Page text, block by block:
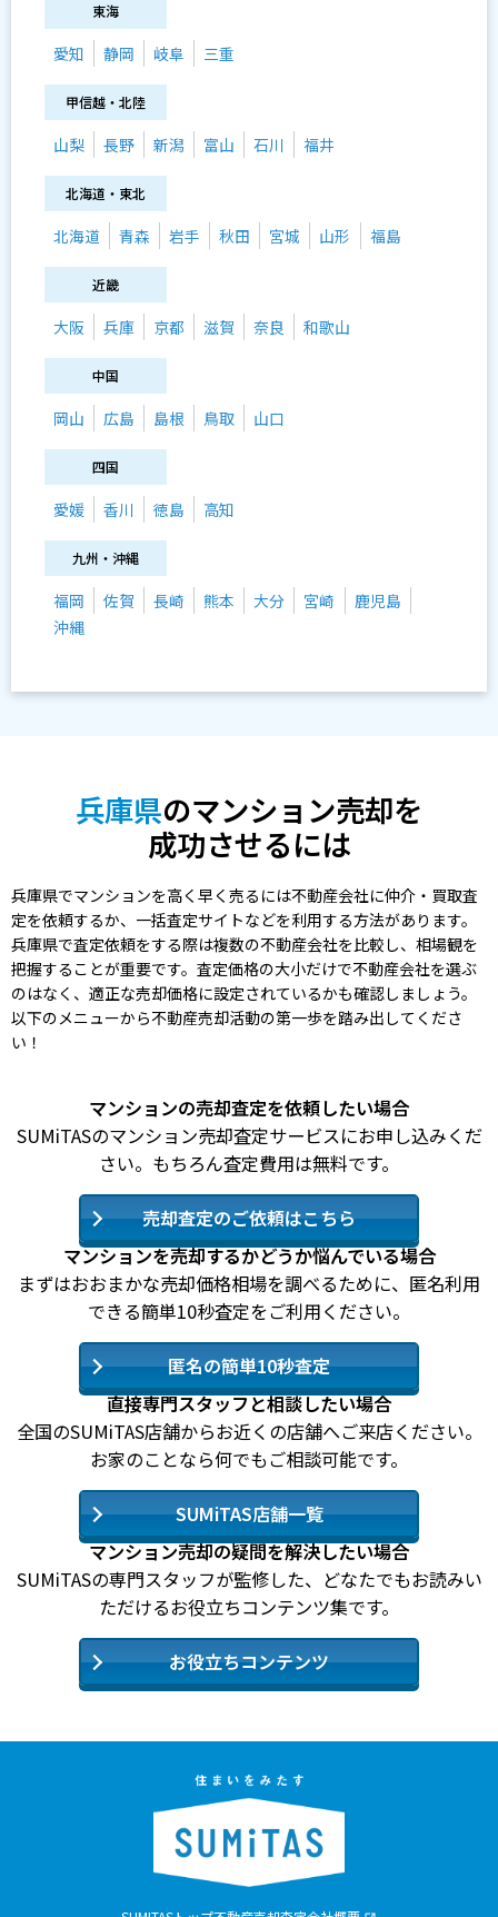
東海
愛知 静岡 岐阜 三重
甲信越・北陸
山梨 長野 新潟 富山 石川 福井
北海道・東北
北海道 青森 岩手 秋田 宮城 山形 福島
近畿
大阪 兵庫 京都 滋賀 奈良 和歌山
中国
岡山 広島 島根 鳥取 山口
四国
愛媛 香川 徳島 高知
九州・沖縄
福岡 佐賀 長崎 熊本 大分 宮崎
鹿児島
沖縄
兵庫県のマンション売却を
成功させるには
兵庫県でマンションを高く早く売るには不動産会社に仲介・買取査
定を依頼するか、一括査定サイトなどを利用する方法があります。
兵庫県で査定依頼をする際は複数の不動産会社を比較し、相場観を
把握することが重要です。査定価格の大小だけで不動産会社を選ぶ
のはなく、適正な売却価格に設定されているかも確認しましょう。
以下のメニューから不動産売却活動の第一歩を踏み出してくださ
い！
マンションの売却査定を依頼したい場合
SUMiTASのマンション売却査定サービスにお申し込みくだ
さい。もちろん査定費用は無料です。
売却査定のご依頼はこちら
マンションを売却するかどうか悩んでいる場合
まずはおおまかな売却価格相場を調べるために、匿名利用
できる簡単10秒査定をご利用ください。
匿名の簡単10秒査定
直接専門スタッフと相談したい場合
全国のSUMiTAS店舗からお近くの店舗へご来店ください。
お家のことなら何でもご相談可能です。
SUMiTAS店舗一覧
マンション売却の疑問を解決したい場合
SUMiTASの専門スタッフが監修した、どなたでもお読みい
ただけるお役立ちコンテンツ集です。
お役立ちコンテンツ